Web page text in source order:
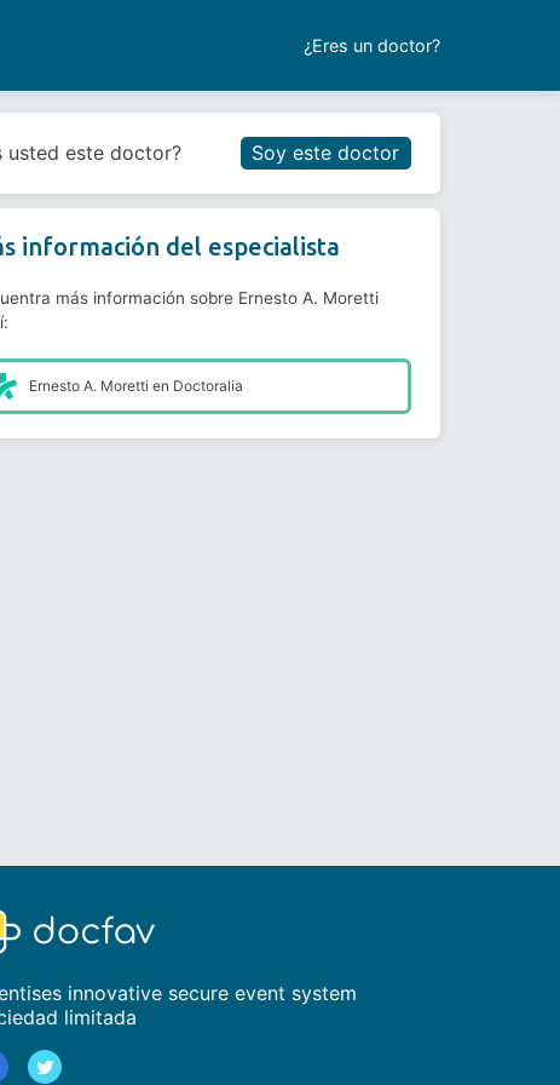
¿Eres un doctor?
Reservar cita
usted este doctor? Soy este doctor
información del especialista
más información sobre Ernesto A. Moretti
Ernesto A. Moretti en Doctoralia
innovative secure event system
limitada